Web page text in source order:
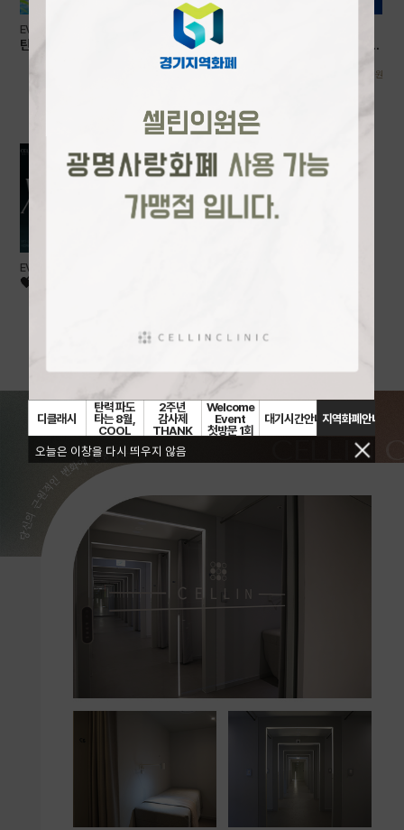
EVENT
탄력 파도 타는 8월, COOL 하계?
0
2주년 감사제 THANK YOU FEST
A
원
EVENT
💝세르프 [첫방문/런칭]EVENT💝
CELLIN
디클래시
탄력 파도
타는 8월,
COOL
피부는
HOT 하게
2주년
감사제
THANK
FESTA
Welcome
Event
첫방문 1회
대기시간안내지역화폐안내
오늘은 이창을 다시 띄우지 않음